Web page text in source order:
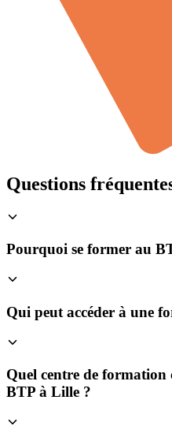
Questions
Pourquoi se former au
Qui peut accéder à une
Quel centre de
BTP à Lille ?